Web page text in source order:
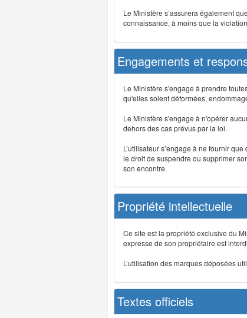
Le Ministère s’assurera également
connaissance, à moins que la
Engagements et
Le Ministère s'engage à prendre
qu'elles soient déformées,
Le Ministère s'engage à n'opérer
dehors des cas prévus par la loi.
L’utilisateur s’engage à ne fournir
le droit de suspendre ou supprimer
son encontre.
Propriété intellectuelle
Ce site est la propriété exclusive du
expresse de son propriétaire est
L’utilisation des marques déposées
Textes officiels